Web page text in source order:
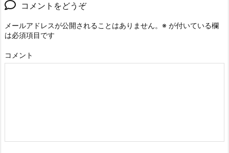
コメントをどうぞ
メールアドレスが公開されることはありません。 ※ が付いている欄
は必須項目です
コメント